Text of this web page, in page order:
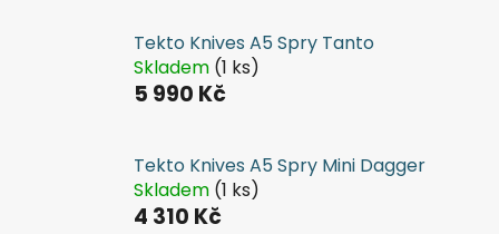
Tekto Knives A5 Spry Tanto
Skladem (1 ks)
5 990 Kč
Tekto Knives A5 Spry Mini Dagger
Skladem (1 ks)
4 310 Kč